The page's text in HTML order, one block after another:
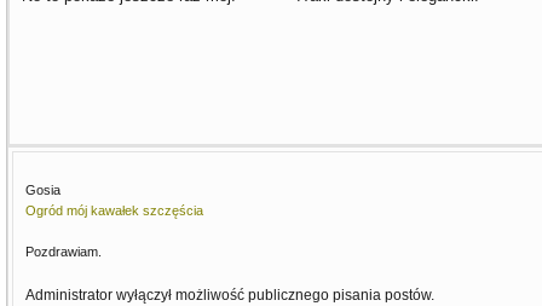
Gosia
Ogród mój kawałek szczęścia
Pozdrawiam.
Administrator wyłączył możliwość publicznego pisania postów.